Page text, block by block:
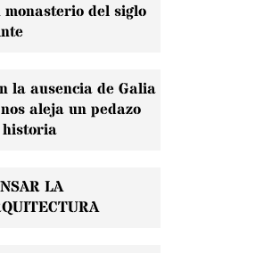
monasterio del siglo
la ausencia de Galia
aleja un pedazo
historia
LA